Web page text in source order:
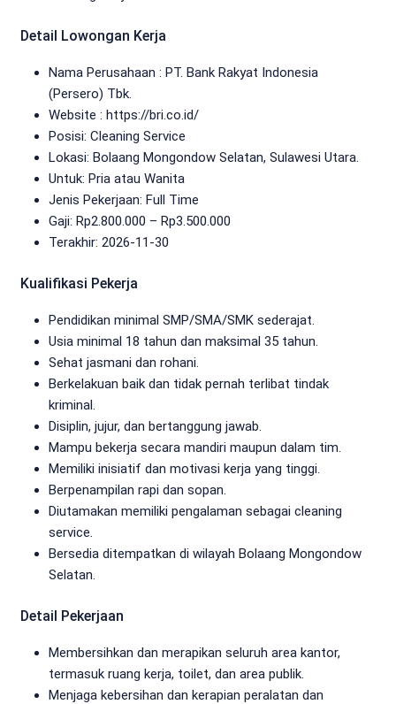
Detail Lowongan Kerja
Nama Perusahaan : PT. Bank Rakyat Indonesia
(Persero) Tbk.
Website : https://bri.co.id/
Posisi: Cleaning Service
Lokasi: Bolaang Mongondow Selatan, Sulawesi Utara.
Untuk: Pria atau Wanita
Jenis Pekerjaan: Full Time
Gaji: Rp2.800.000 – Rp3.500.000
Terakhir: 2026-11-30
Kualifikasi Pekerja
Pendidikan minimal SMP/SMA/SMK sederajat.
Usia minimal 18 tahun dan maksimal 35 tahun.
Sehat jasmani dan rohani.
Berkelakuan baik dan tidak pernah terlibat tindak
kriminal.
Disiplin, jujur, dan bertanggung jawab.
Mampu bekerja secara mandiri maupun dalam tim.
Memiliki inisiatif dan motivasi kerja yang tinggi.
Berpenampilan rapi dan sopan.
Diutamakan memiliki pengalaman sebagai cleaning
service.
Bersedia ditempatkan di wilayah Bolaang Mongondow
Selatan.
Detail Pekerjaan
Membersihkan dan merapikan seluruh area kantor,
termasuk ruang kerja, toilet, dan area publik.
Menjaga kebersihan dan kerapian peralatan dan